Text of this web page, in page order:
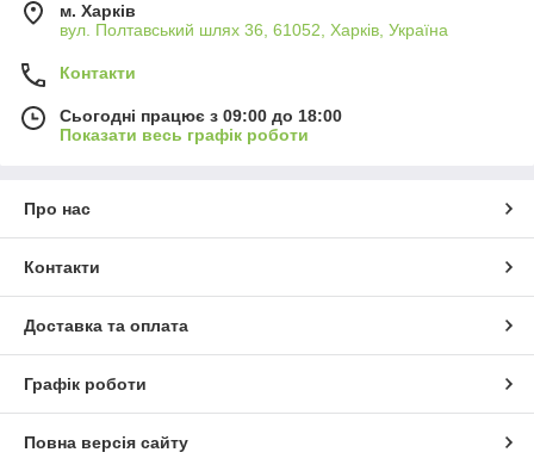
м. Харків
вул. Полтавський шлях 36, 61052, Харків, Україна
Контакти
Сьогодні працює з 09:00 до 18:00
Показати весь графік роботи
Про нас
Контакти
Доставка та оплата
Графік роботи
Повна версія сайту